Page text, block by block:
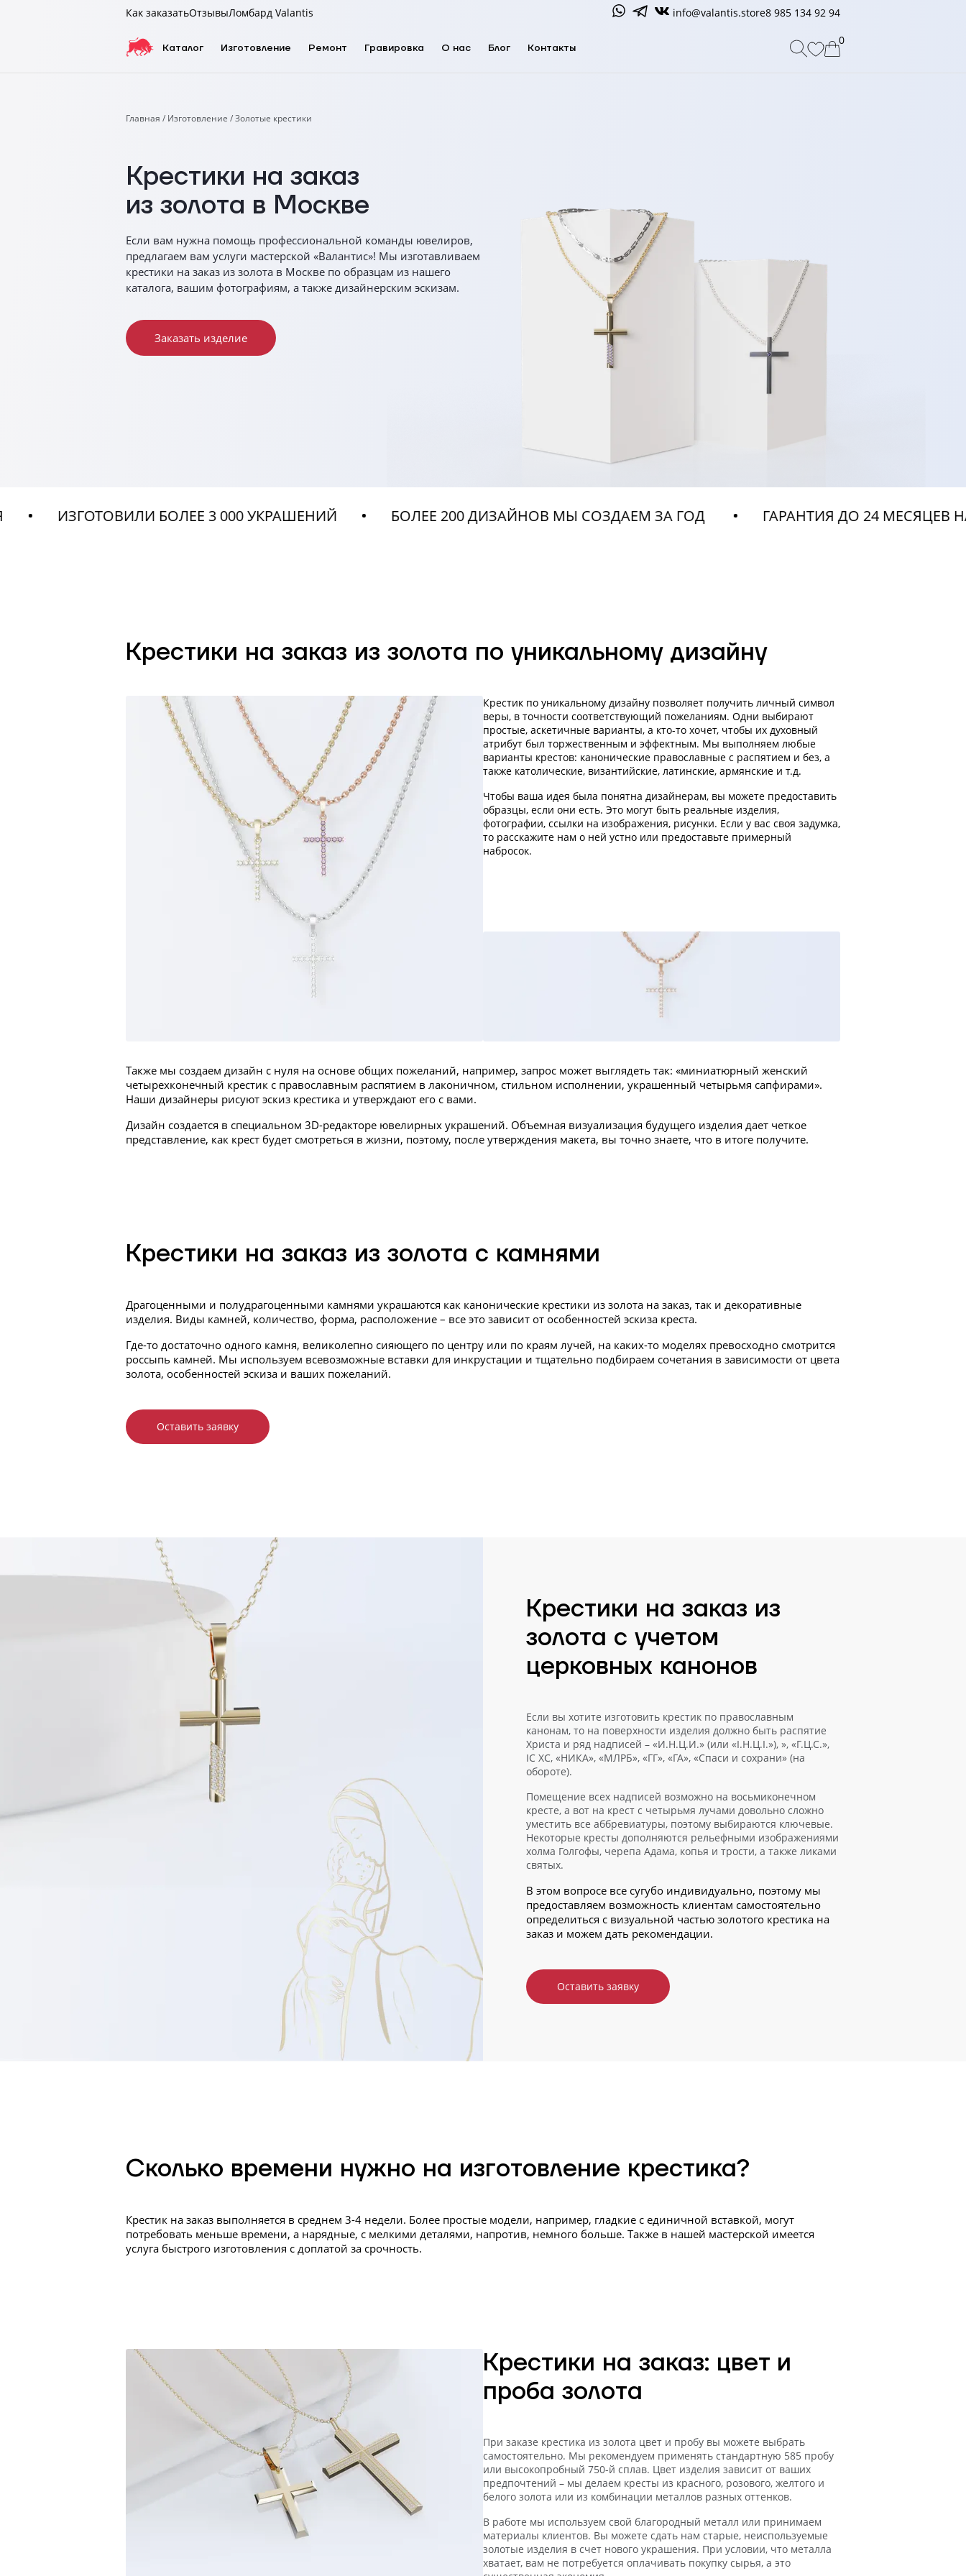
Как заказатьОтзывыЛомбард Valantis info@valantis.store8 985 134 92 94
Каталог Изготовление Ремонт Гравировка О нас Блог Контакты
0
Главная Изготовление Золотые крестики
Крестики на заказ
из золота в Москве
Если вам нужна помощь профессиональной команды ювелиров,
предлагаем вам услуги мастерской «Валантис»! Мы изготавливаем
крестики на заказ из золота в Москве по образцам из нашего
каталога, вашим фотографиям, а также дизайнерским эскизам.
Заказать изделие
БОЛЕЕ 3 000 УКРАШЕНИЙ БОЛЕЕ 200 ДИЗАЙНОВ МЫ СОЗДАЕМ ЗА ГОД ГАРАНТИЯ ДО 24 МЕСЯЦЕВ НА ВСЕ
Крестики на заказ из золота по уникальному дизайну
Крестик по уникальному дизайну позволяет получить личный символ
веры, в точности соответствующий пожеланиям. Одни выбирают
простые, аскетичные варианты, а кто-то хочет, чтобы их духовный
атрибут был торжественным и эффектным. Мы выполняем любые
варианты крестов: канонические православные с распятием и без, а
также католические, византийские, латинские, армянские и т.д.
Чтобы ваша идея была понятна дизайнерам, вы можете предоставить
образцы, если они есть. Это могут быть реальные изделия,
фотографии, ссылки на изображения, рисунки. Если у вас своя задумка,
то расскажите нам о ней устно или предоставьте примерный
набросок.
Также мы создаем дизайн с нуля на основе общих пожеланий, например, запрос может выглядеть так: «миниатюрный женский
четырехконечный крестик с православным распятием в лаконичном, стильном исполнении, украшенный четырьмя сапфирами».
Наши дизайнеры рисуют эскиз крестика и утверждают его с вами.
Дизайн создается в специальном 3D-редакторе ювелирных украшений. Объемная визуализация будущего изделия дает четкое
представление, как крест будет смотреться в жизни, поэтому, после утверждения макета, вы точно знаете, что в итоге получите.
Крестики на заказ из золота с камнями
Драгоценными и полудрагоценными камнями украшаются как канонические крестики из золота на заказ, так и декоративные
изделия. Виды камней, количество, форма, расположение – все это зависит от особенностей эскиза креста.
Где-то достаточно одного камня, великолепно сияющего по центру или по краям лучей, на каких-то моделях превосходно смотрится
россыпь камней. Мы используем всевозможные вставки для инкрустации и тщательно подбираем сочетания в зависимости от цвета
золота, особенностей эскиза и ваших пожеланий.
Оставить заявку
Крестики на заказ из
золота с учетом
церковных канонов
Если вы хотите изготовить крестик по православным
канонам, то на поверхности изделия должно быть распятие
Христа и ряд надписей – «И.Н.Ц.И.» (или «I.Н.Ц.I.»), », «Г.Ц.С.»,
IС ХС, «НИКА», «МЛРБ», «ГГ», «ГА», «Спаси и сохрани» (на
обороте).
Помещение всех надписей возможно на восьмиконечном
кресте, а вот на крест с четырьмя лучами довольно сложно
уместить все аббревиатуры, поэтому выбираются ключевые.
Некоторые кресты дополняются рельефными изображениями
холма Голгофы, черепа Адама, копья и трости, а также ликами
святых.
В этом вопросе все сугубо индивидуально, поэтому мы
предоставляем возможность клиентам самостоятельно
определиться с визуальной частью золотого крестика на
заказ и можем дать рекомендации.
Оставить заявку
Сколько времени нужно на изготовление крестика?
Крестик на заказ выполняется в среднем 3-4 недели. Более простые модели, например, гладкие с единичной вставкой, могут
потребовать меньше времени, а нарядные, с мелкими деталями, напротив, немного больше. Также в нашей мастерской имеется
услуга быстрого изготовления с доплатой за срочность.
Крестики на заказ: цвет и
проба золота
При заказе крестика из золота цвет и пробу вы можете выбрать
самостоятельно. Мы рекомендуем применять стандартную 585 пробу
или высокопробный 750-й сплав. Цвет изделия зависит от ваших
предпочтений – мы делаем кресты из красного, розового, желтого и
белого золота или из комбинации металлов разных оттенков.
В работе мы используем свой благородный металл или принимаем
материалы клиентов. Вы можете сдать нам старые, неиспользуемые
золотые изделия в счет нового украшения. При условии, что металла
хватает, вам не потребуется оплачивать покупку сырья, а это